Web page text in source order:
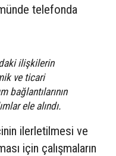
telefonda
ilişkilerin
ve ticari
bağlantılarının
ele alındı.
ilerletilmesi ve
için çalışmaların